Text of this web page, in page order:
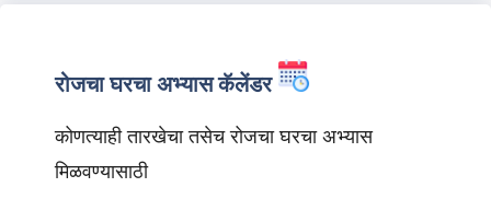
रोजचा घरचा अभ्यास कॅलेंडर
कोणत्याही तारखेचा तसेच रोजचा घरचा अभ्यास
मिळवण्यासाठी